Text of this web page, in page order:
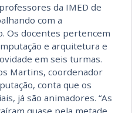
da IMED de
com a
Os docentes pertencem
e arquitetura e
em seis turmas.
Martins, coordenador
conta que os
já são animadores. “As
quase pela metade,